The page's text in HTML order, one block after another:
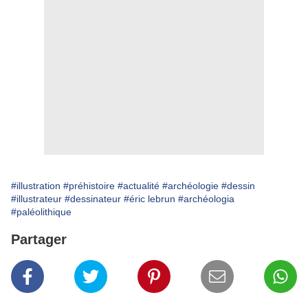
#illustration #préhistoire #actualité #archéologie #dessin
#illustrateur #dessinateur #éric lebrun #archéologia
#paléolithique
Partager